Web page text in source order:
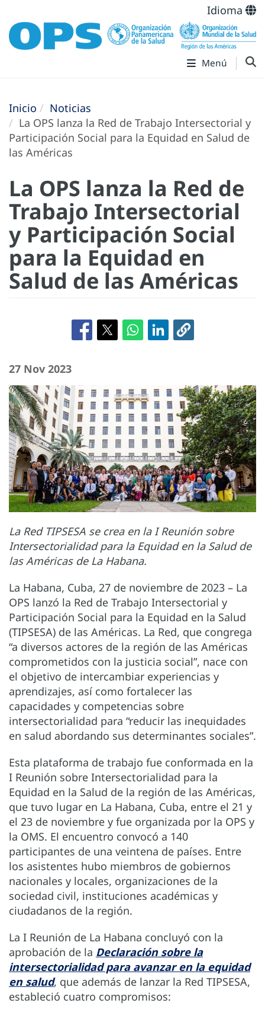
Idioma
Menú
Inicio
Noticias
La OPS lanza la Red de Trabajo Intersectorial y
Participación Social para la Equidad en Salud de
las Américas
La OPS lanza la Red de
Trabajo Intersectorial
y Participación Social
para la Equidad en
Salud de las Américas
27 Nov 2023
La Red TIPSESA se crea en la I Reunión sobre
Intersectorialidad para la Equidad en la Salud de
las Américas de La Habana.
La Habana, Cuba, 27 de noviembre de 2023 – La
OPS lanzó la Red de Trabajo Intersectorial y
Participación Social para la Equidad en la Salud
(TIPSESA) de las Américas. La Red, que congrega
“a diversos actores de la región de las Américas
comprometidos con la justicia social”, nace con
el objetivo de intercambiar experiencias y
aprendizajes, así como fortalecer las
capacidades y competencias sobre
intersectorialidad para “reducir las inequidades
en salud abordando sus determinantes sociales”.
Esta plataforma de trabajo fue conformada en la
I Reunión sobre Intersectorialidad para la
Equidad en la Salud de la región de las Américas,
que tuvo lugar en La Habana, Cuba, entre el 21 y
el 23 de noviembre y fue organizada por la OPS y
la OMS. El encuentro convocó a 140
participantes de una veintena de países. Entre
los asistentes hubo miembros de gobiernos
nacionales y locales, organizaciones de la
sociedad civil, instituciones académicas y
ciudadanos de la región.
La I Reunión de La Habana concluyó con la
aprobación de la Declaración sobre la
intersectorialidad para avanzar en la equidad
en salud, que además de lanzar la Red TIPSESA,
estableció cuatro compromisos: